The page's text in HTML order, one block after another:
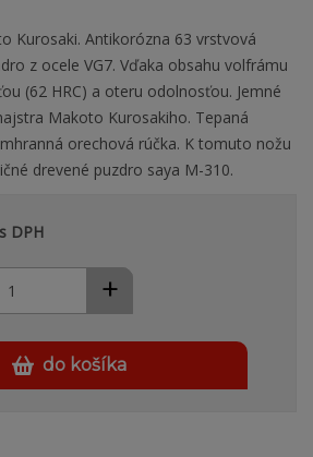
Kurosaki. Antikorózna 63 vrstvová
z ocele VG7. Vďaka obsahu volfrámu
(62 HRC) a oteru odolnosťou. Jemné
Makoto Kurosakiho. Tepaná
orechová rúčka. K tomuto nožu
drevené puzdro saya M-310.
s DPH
+
do košíka